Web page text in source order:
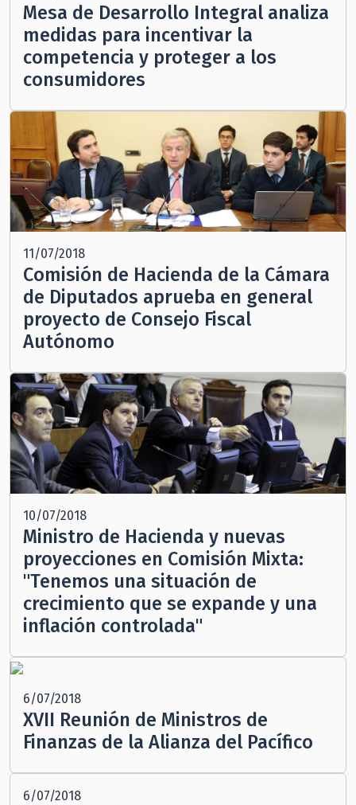
Mesa de Desarrollo Integral analiza
medidas para incentivar la
competencia y proteger a los
consumidores
11/07/2018
Comisión de Hacienda de la Cámara
de Diputados aprueba en general
proyecto de Consejo Fiscal
Autónomo
10/07/2018
Ministro de Hacienda y nuevas
proyecciones en Comisión Mixta:
"Tenemos una situación de
crecimiento que se expande y una
inflación controlada"
6/07/2018
XVII Reunión de Ministros de
Finanzas de la Alianza del Pacífico
6/07/2018